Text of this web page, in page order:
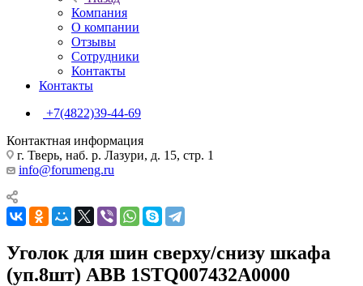
Компания
О компании
Отзывы
Сотрудники
Контакты
Контакты
+7(4822)39-44-69
Контактная информация
г. Тверь, наб. р. Лазури, д. 15, стр. 1
info@forumeng.ru
Уголок для шин сверху/снизу шкафа
(уп.8шт) ABB 1STQ007432A0000